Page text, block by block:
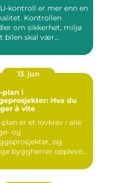
kontroll er mer enn en
Kontrollen
om sikkerhet, miljø
bilen skal vær...
13. jun
plan i
Hva du
å vite
plan er et lovkrav i alle
og
og
byggherrer opplever